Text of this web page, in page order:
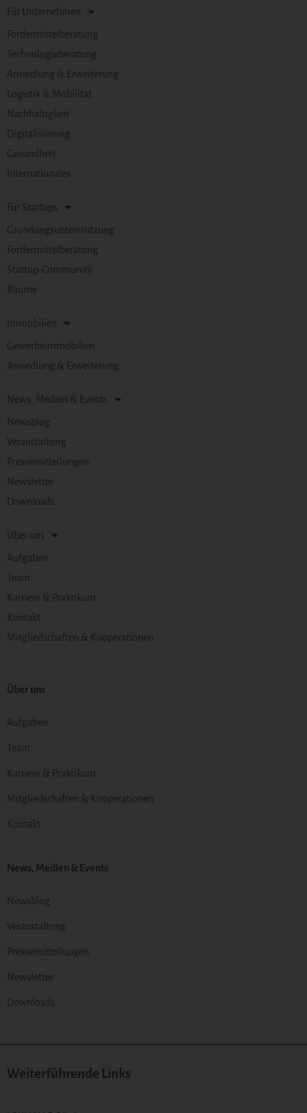
Für Unternehmen
Fördermittelberatung
Technologieberatung
Ansiedlung & Erweiterung
Logistik & Mobilität
Nachhaltigkeit
Digitalisierung
Gesundheit
Internationales
Für Startups
Gründungsunterstützung
Fördermittelberatung
Startup-Community
Räume
Immobilien
Gewerbeimmobilien
Ansiedlung & Erweiterung
News, Medien & Events
Newsblog
Veranstaltung
Pressemitteilungen
Newsletter
Downloads
Über uns
Aufgaben
Team
Karriere & Praktikum
Kontakt
Mitgliedschaften & Kooperationen
Über uns
Aufgaben
Team
Karriere & Praktikum
Mitgliedschaften & Kooperationen
Kontakt
News, Medien & Events
Newsblog
Veranstaltung
Pressemitteilungen
Newsletter
Downloads
Weiterführende Links